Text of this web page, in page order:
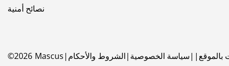
نصائح أمنية
©2026 Mascus الشروط والأحكام سياسة الخصوصية بالموقع